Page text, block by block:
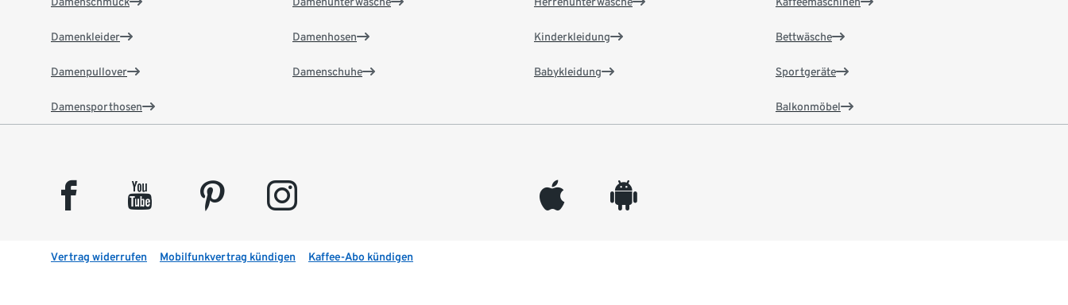
Damenkleider
Damenpullover
Damensporthosen
Damenhosen
Damenschuhe
Kinderkleidung
Babykleidung
Bettwäsche
Sportgeräte
Balkonmöbel
facebook youtube pinterest instagram appleinc android
Vertrag widerrufen Mobilfunkvertrag kündigen Kaffee-Abo kündigen